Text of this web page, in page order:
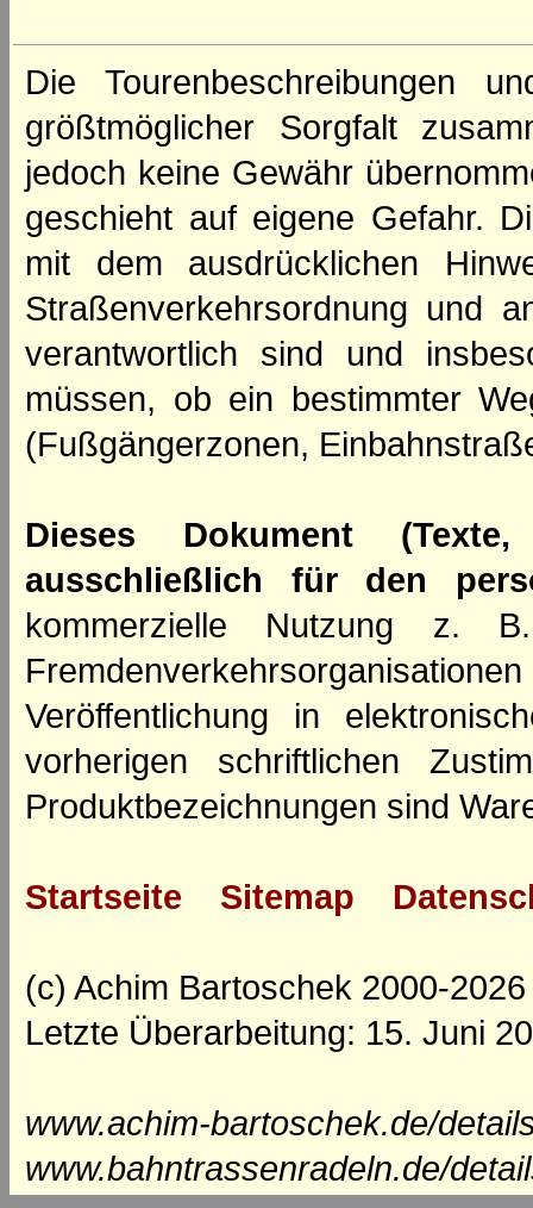
Die Tourenbeschreibungen
größtmöglicher Sorgfalt
jedoch keine Gewähr
geschieht auf eigene Gefahr.
mit dem ausdrücklichen
Straßenverkehrsordnung und
verantwortlich sind und
müssen, ob ein bestimmter
(Fußgängerzonen,
Dieses Dokument
ausschließlich für den
kommerzielle Nutzung z.
Veröffentlichung in
vorherigen schriftlichen
Produktbezeichnungen sind
Startseite Sitemap
(c) Achim Bartoschek 2000-2026
Letzte Überarbeitung: 15. Juni
www.achim-bartoschek.de/
www.bahntrassenradeln.de/